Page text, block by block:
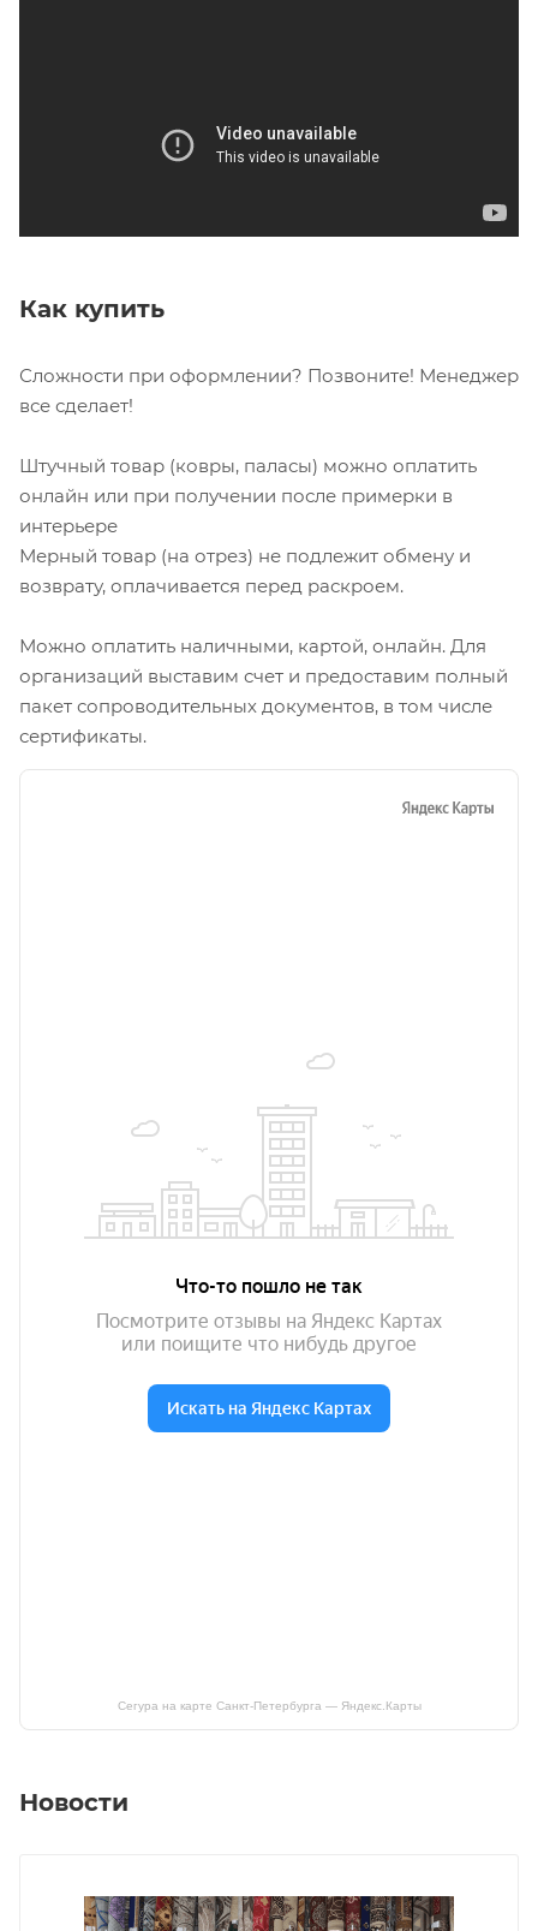
Как купить
Сложности при оформлении? Позвоните! Менеджер
все сделает!
Штучный товар (ковры, паласы) можно оплатить
онлайн или при получении после примерки в
интерьере
Мерный товар (на отрез) не подлежит обмену и
возврату, оплачивается перед раскроем.
Можно оплатить наличными, картой, онлайн. Для
организаций выставим счет и предоставим полный
пакет сопроводительных документов, в том числе
сертификаты.
Сегура на карте Санкт‑Петербурга — Яндекс.Карты
Новости